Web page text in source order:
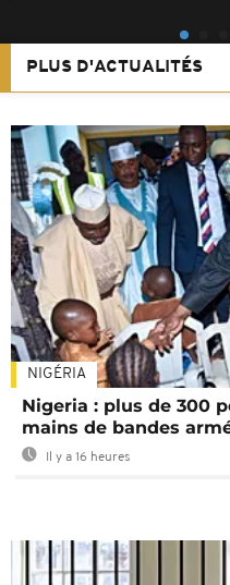
PLUS D'ACTUALITÉS
NIGÉRIA
Nigeria : plus de 300
mains de bandes
Il y a 16 heures